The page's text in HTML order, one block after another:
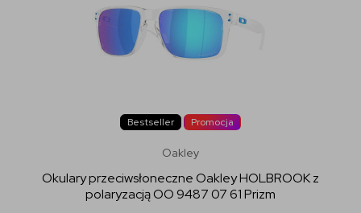
Bestseller Promocja
Oakley
Okulary przeciwsłoneczne Oakley HOLBROOK z
polaryzacją OO 9487 07 61 Prizm